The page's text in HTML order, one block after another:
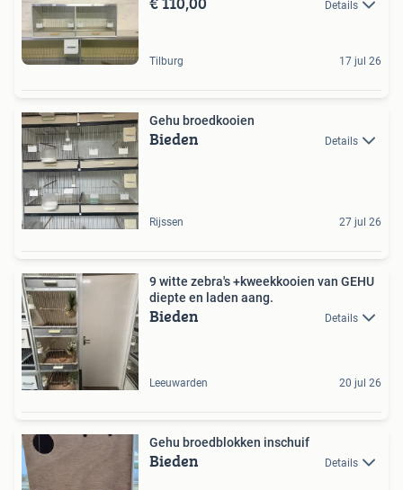
Details
Tilburg 17 jul 26
Gehu broedkooien
Bieden Details
Rijssen 27 jul 26
9 witte zebra's +kweekkooien van GEHU
diepte en laden aang.
Bieden Details
Leeuwarden 20 jul 26
Gehu broedblokken inschuif
Bieden Details